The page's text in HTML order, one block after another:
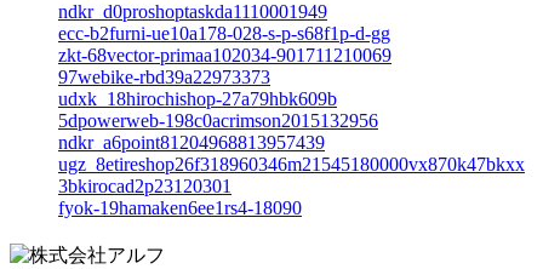
ndkr_d0proshoptaskda1110001949
ecc-b2furni-ue10a178-028-s-p-s68f1p-d-gg
zkt-68vector-primaa102034-901711210069
97webike-rbd39a22973373
udxk_18hirochishop-27a79hbk609b
5dpowerweb-198c0acrimson2015132956
ndkr_a6point81204968813957439
ugz_8etireshop26f318960346m21545180000vx870k47bkxx
3bkirocad2p23120301
fyok-19hamaken6ee1rs4-18090